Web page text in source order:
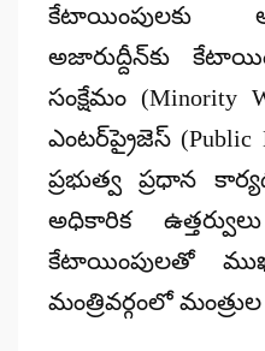
కేటాయింపులకు
అజారుద్దీన్‌కు
సంక్షేమం (Minority
ఎంటర్‌ప్రైజెస్ (Public
ప్రభుత్వ ప్రధాన
అధికారిక
కేటాయింపులతో
మంత్రివర్గంలో